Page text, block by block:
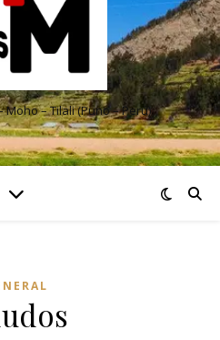
– Tilali (Puno – Perú)